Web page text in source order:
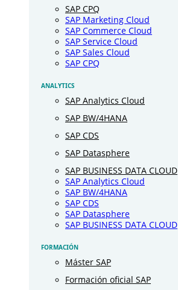
SAP CPQ
SAP Marketing Cloud
SAP Commerce Cloud
SAP Service Cloud
SAP Sales Cloud
SAP CPQ
ANALYTICS
SAP Analytics Cloud
SAP BW/4HANA
SAP CDS
SAP Datasphere
SAP BUSINESS DATA CLOUD
SAP Analytics Cloud
SAP BW/4HANA
SAP CDS
SAP Datasphere
SAP BUSINESS DATA CLOUD
FORMACIÓN
Máster SAP
Formación oficial SAP